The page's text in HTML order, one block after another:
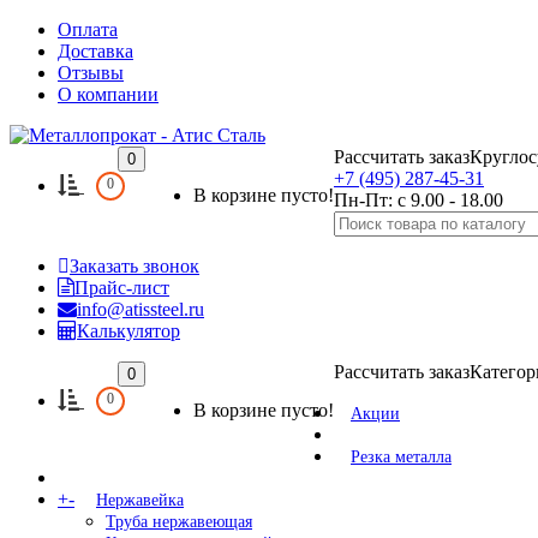
Оплата
Доставка
Отзывы
О компании
0
0
В корзине пусто!
Рассчитать заказ
+7 (495) 287-45-31
Пн-Пт: с 9.00 - 18.00
Заказать звонок
Прайс-лист
info@atissteel.ru
Калькулятор
0
0
В корзине пусто!
Рассчитать заказ
Акции
Резка металла
+-
Нержавейка
Труба нержавеющая